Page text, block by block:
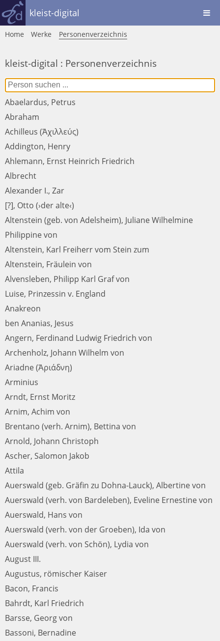
kleist-digital
Home Werke Personenverzeichnis
kleist-digital : Personenverzeichnis
Abaelardus, Petrus
Abraham
Achilleus (Ἀχιλλεύς)
Addington, Henry
Ahlemann, Ernst Heinrich Friedrich
Albrecht
Alexander I., Zar
[?], Otto (›der alte‹)
Altenstein (geb. von Adelsheim), Juliane Wilhelmine
Philippine von
Altenstein, Karl Freiherr vom Stein zum
Altenstein, Fräulein von
Alvensleben, Philipp Karl Graf von
Luise, Prinzessin v. England
Anakreon
ben Ananias, Jesus
Angern, Ferdinand Ludwig Friedrich von
Archenholz, Johann Wilhelm von
Ariadne (Ἀριάδνη)
Arminius
Arndt, Ernst Moritz
Arnim, Achim von
Brentano (verh. Arnim), Bettina von
Arnold, Johann Christoph
Ascher, Salomon Jakob
Attila
Auerswald (geb. Gräfin zu Dohna-Lauck), Albertine von
Auerswald (verh. von Bardeleben), Eveline Ernestine von
Auerswald, Hans von
Auerswald (verh. von der Groeben), Ida von
Auerswald (verh. von Schön), Lydia von
August III.
Augustus, römischer Kaiser
Bacon, Francis
Bahrdt, Karl Friedrich
Barsse, Georg von
Bassoni, Bernadine